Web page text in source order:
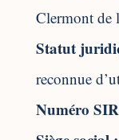
Clermont de
Statut
reconnue
Numéro